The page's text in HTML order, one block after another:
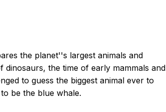
the planet''s largest animals and
dinosaurs, the time of early mammals and
to guess the biggest animal ever to
be the blue whale.